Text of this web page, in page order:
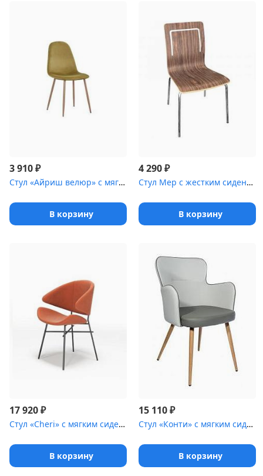
3 910₽
Стул «Айриш велюр» с мягким сиденьем [(стальной каркас)]
В корзину
4 290₽
Стул Мер с жестким сиденьем [енга-1 (ножки стальные)]
В корзину
17 920₽
Стул «Cheri» с мягким сиденьем [(окрашенный каркас)]
В корзину
15 110₽
Стул «Конти» с мягким сиденьем [(ножки стальные)]
В корзину